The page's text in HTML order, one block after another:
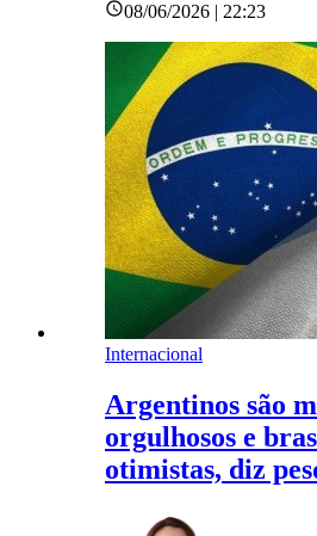
08/06/2026 | 22:23
Internacional
Argentinos são
orgulhosos e
otimistas, diz